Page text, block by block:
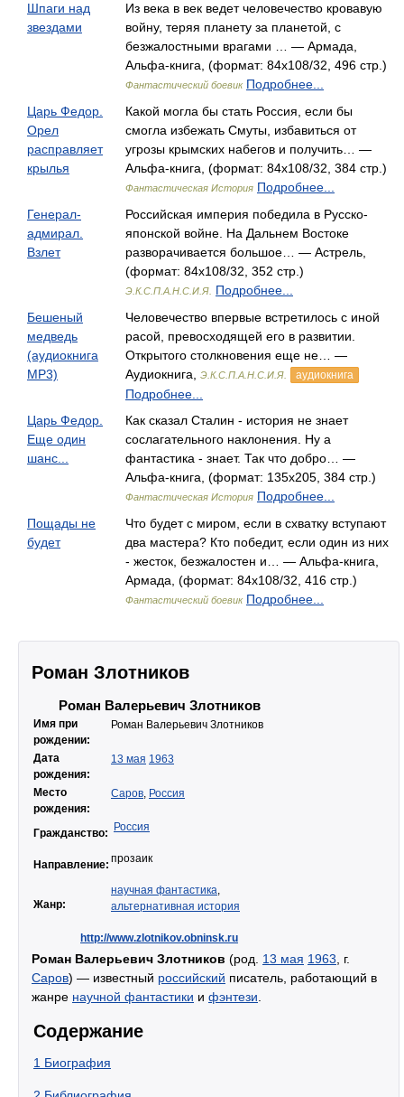
Шпаги над
звездами
Из века в век ведет человечество кровавую
войну, теряя планету за планетой, с
безжалостными врагами … — Армада,
Альфа-книга, (формат: 84x108/32, 496 стр.)
Фантастический боевик Подробнее...
Царь Федор.
Орел
расправляет
крылья
Какой могла бы стать Россия, если бы
смогла избежать Смуты, избавиться от
угрозы крымских набегов и получить… —
Альфа-книга, (формат: 84x108/32, 384 стр.)
Фантастическая История Подробнее...
Генерал-
адмирал.
Взлет
Российская империя победила в Русско-
японской войне. На Дальнем Востоке
разворачивается большое… — Астрель,
(формат: 84x108/32, 352 стр.)
Э.К.С.П.А.Н.С.И.Я.
Подробнее...
Бешеный
медведь
(аудиокнига
MP3)
Человечество впервые встретилось с иной
расой, превосходящей его в развитии.
Открытого столкновения еще не… —
Аудиокнига,
Э.К.С.П.А.Н.С.И.Я. аудиокнига
Подробнее...
Царь Федор.
Еще один
шанс...
Как сказал Сталин - история не знает
сослагательного наклонения. Ну а
фантастика - знает. Так что добро… —
Альфа-книга, (формат: 135x205, 384 стр.)
Фантастическая История Подробнее...
Пощады не
будет
Что будет с миром, если в схватку вступают
два мастера? Кто победит, если один из них
- жесток, безжалостен и… — Альфа-книга,
Армада, (формат: 84x108/32, 416 стр.)
Фантастический боевик Подробнее...
Роман Злотников
Роман Валерьевич Злотников
Имя при
рождении:
Роман Валерьевич Злотников
Дата
рождения:
13 мая 1963
Место
рождения:
Саров, Россия
Гражданство: Россия
Направление: прозаик
Жанр:
научная фантастика,
альтернативная история
http://www.zlotnikov.obninsk.ru
Роман Валерьевич Злотников (род. 13 мая 1963 , г.
Саров) — известный российский писатель, работающий в
жанре научной фантастики и фэнтези
Содержание
1 Биография